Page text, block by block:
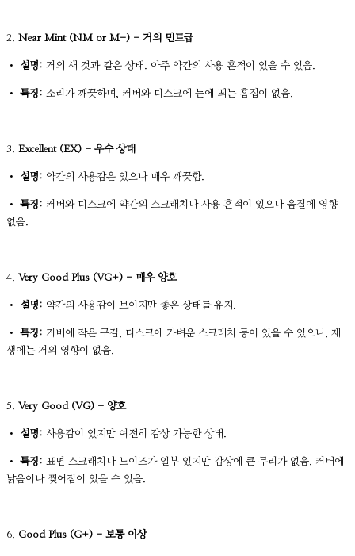
2. Near Mint (NM or M-) - 거의 민트급
• 설명: 거의 새 것과 같은 상태. 아주 약간의 사용 흔적이 있을 수 있음.
• 특징: 소리가 깨끗하며, 커버와 디스크에 눈에 띄는 흠집이 없음.
3. Excellent (EX) - 우수 상태
• 설명: 약간의 사용감은 있으나 매우 깨끗함.
• 특징: 커버와 디스크에 약간의 스크래치나 사용 흔적이 있으나 음질에 영향
없음.
4. Very Good Plus (VG+) - 매우 양호
• 설명: 약간의 사용감이 보이지만 좋은 상태를 유지.
• 특징: 커버에 작은 구김, 디스크에 가벼운 스크래치 등이 있을 수 있으나, 재
생에는 거의 영향이 없음.
5. Very Good (VG) - 양호
• 설명: 사용감이 있지만 여전히 감상 가능한 상태.
• 특징: 표면 스크래치나 노이즈가 일부 있지만 감상에 큰 무리가 없음. 커버에
낡음이나 찢어짐이 있을 수 있음.
6. Good Plus (G+) - 보통 이상